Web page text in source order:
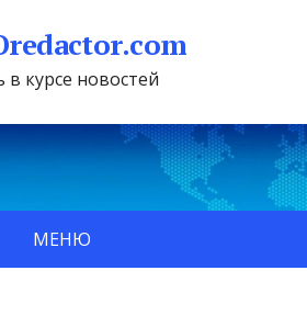
в курсе новостей
МЕНЮ